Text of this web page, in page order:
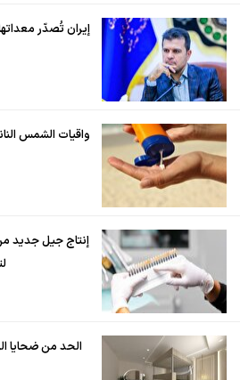
إيران تُصدّر معداتها الطبية
واقيات الشمس
إنتاج جيل جديد من
الحد من ضحايا